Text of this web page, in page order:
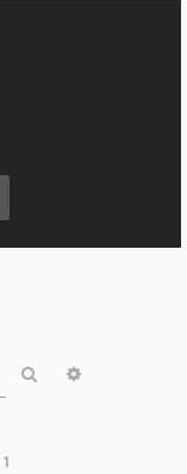
Rechercher
1